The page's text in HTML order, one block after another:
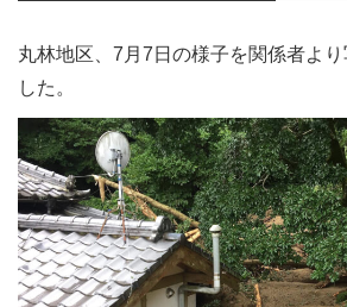
丸林地区、7月7日の様子を関係者よ
した。